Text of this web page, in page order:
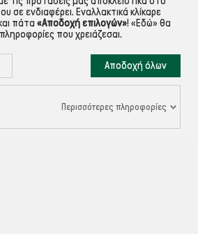
σε ενδιαφέρει. Εναλλακτικά κλίκαρε
πάτα «Αποδοχή επιλογών»! «Εδώ» θα
που χρειάζεσαι.
Αποδοχή όλων
Περισσότερες πληροφορίες